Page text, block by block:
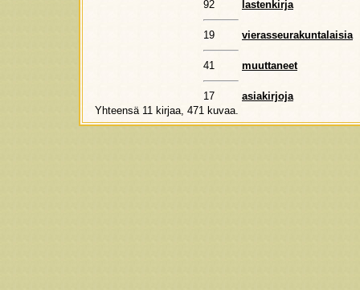
92 lastenkirja
19 vierasseurakuntalaisia
41 muuttaneet
17
asiakirjoja
Yhteensä 11 kirjaa, 471 kuvaa.